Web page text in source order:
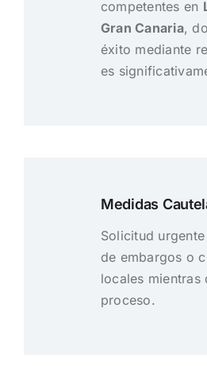
competentes en
Gran Canaria,
éxito mediante
es
Medidas
Solicitud
de embargos o
locales mientras
proceso.